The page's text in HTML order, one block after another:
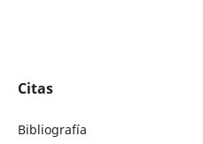
Citas
Bibliografía